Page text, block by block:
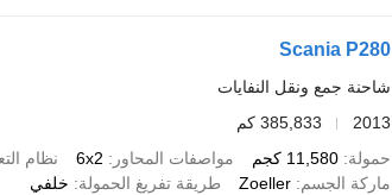
Scania P280
شاحنة جمع ونقل النفايات
2013
385,833 كم
حمولة 11,580 كجم مواصفات المحاور 6x2 نظام
ماركة الجسم Zoeller طريقة تفريغ الحمولة خلفي